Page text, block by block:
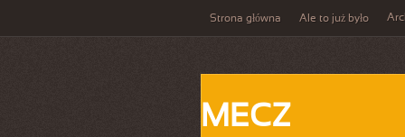
Strona główna Ale to już było
MECZ